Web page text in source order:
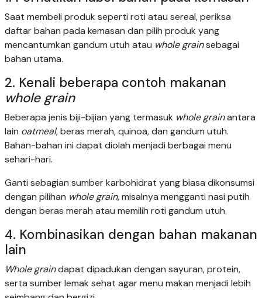
Saat membeli produk seperti roti atau sereal, periksa
daftar bahan pada kemasan dan pilih produk yang
mencantumkan gandum utuh atau whole grainsebagai
bahan utama.
2. Kenali beberapa contoh makanan
whole grain
Beberapa jenis biji-bijian yang termasuk whole grainantara
lain oatmeal, beras merah, quinoa, dan gandum utuh.
Bahan-bahan ini dapat diolah menjadi berbagai menu
sehari-hari.
Ganti sebagian sumber karbohidrat yang biasa dikonsumsi
dengan pilihan whole grain, misalnya mengganti nasi putih
dengan beras merah atau memilih roti gandum utuh.
4. Kombinasikan dengan bahan makanan
lain
Whole graindapat dipadukan dengan sayuran, protein,
serta sumber lemak sehat agar menu makan menjadi lebih